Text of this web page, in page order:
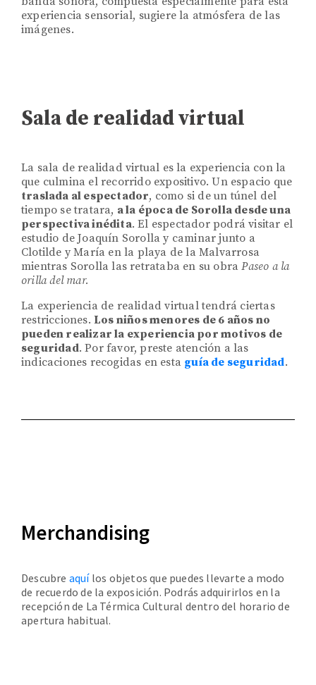
experiencia sensorial, sugiere la atmósfera de las
imágenes.
Sala de realidad virtual
La sala de realidad virtual es la experiencia con la
que culmina el recorrido expositivo. Un espacio que
traslada al espectador, como si de un túnel del
tiempo se tratara, a la época de Sorolla desde una
perspectiva inédita. El espectador podrá visitar el
estudio de Joaquín Sorolla y caminar junto a
Clotilde y María en la playa de la Malvarrosa
mientras Sorolla las retrataba en su obraPaseo a la
orilla del mar.
La experiencia de realidad virtual tendrá ciertas
restricciones. Los niños menores de 6 años no
pueden realizar la experiencia por motivos de
seguridad. Por favor, preste atención a las
indicaciones recogidas en esta guía de seguridad.
Merchandising
Descubre aquílos objetos que puedes llevarte a modo
de recuerdo de la exposición. Podrás adquirirlos en la
recepción de La Térmica Cultural dentro del horario de
apertura habitual.